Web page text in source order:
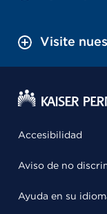
Visite
Accesibilidad
Aviso de no
Ayuda en su